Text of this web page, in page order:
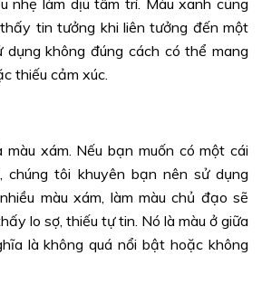
nhẹ làm dịu tâm trí. Màu xanh cũng
tin tưởng khi liên tưởng đến một
dụng không đúng cách có thể mang
thiếu cảm xúc.
màu xám. Nếu bạn muốn có một cái
chúng tôi khuyên bạn nên sử dụng
màu xám, làm màu chủ đạo sẽ
lo sợ, thiếu tự tin. Nó là màu ở giữa
là không quá nổi bật hoặc không